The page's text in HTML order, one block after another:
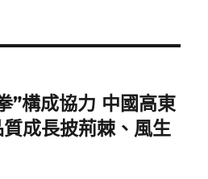
”構成協力 中國高東
成長披荊棘、風生